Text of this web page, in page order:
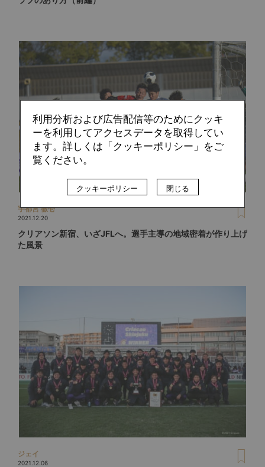
宇都宮 徹壱
2021.12.20
クリアソン新宿、いざJFLへ。選手主導の地域密着が作り上げ
た風景
ジェイ
2021.12.06
利用分析および広告配信等のためにクッキ
ーを利用してアクセスデータを取得してい
ます。詳しくは「クッキーポリシー」をご
覧ください。
クッキーポリシー 閉じる